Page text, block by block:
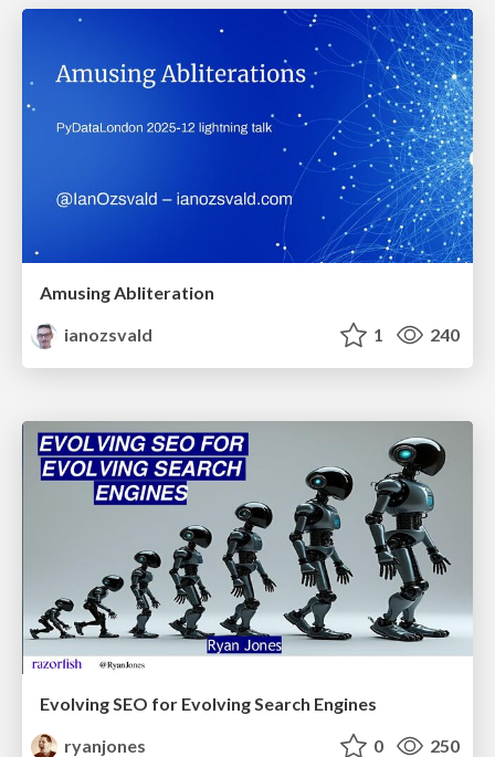
Amusing Abliteration
ianozsvald
1 240
Evolving SEO for Evolving Search Engines
ryanjones
0 250